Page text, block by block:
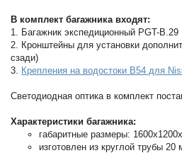
В комплект багажника входят:
1. Багажник экспедиционный PGT-B.29
2. Кронштейны для установки
сзади)
3.
Крепления на водостоки B54 для
Светодиодная оптика в комплект
Характеристики багажника:
габаритные размеры:
изготовлен из круглой трубы